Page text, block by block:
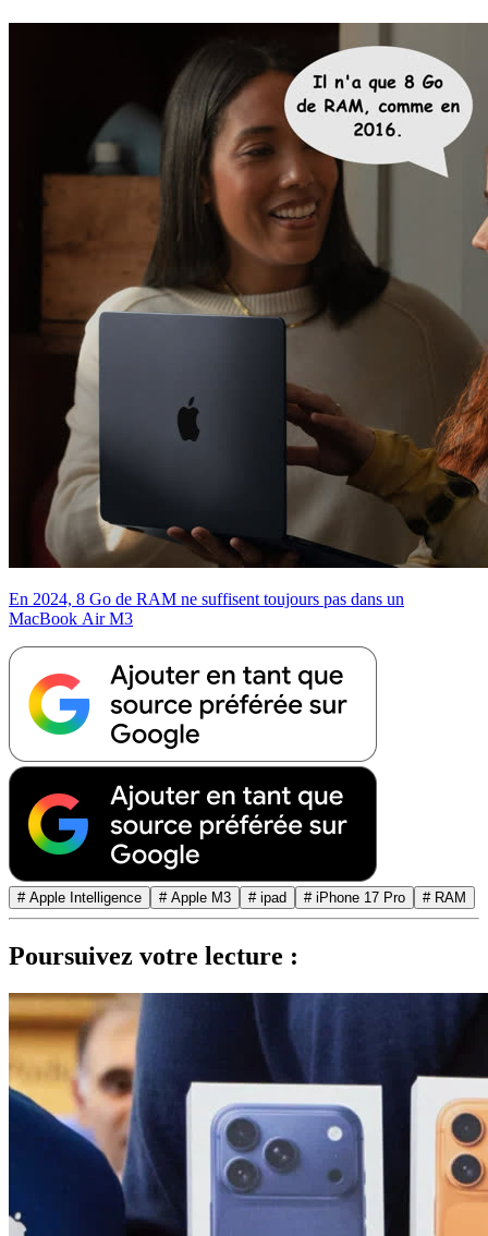
En 2024, 8 Go de RAM ne suffisent toujours pas dans un
MacBook Air M3
# Apple Intelligence # Apple M3 # ipad # iPhone 17 Pro # RAM
Poursuivez votre lecture :